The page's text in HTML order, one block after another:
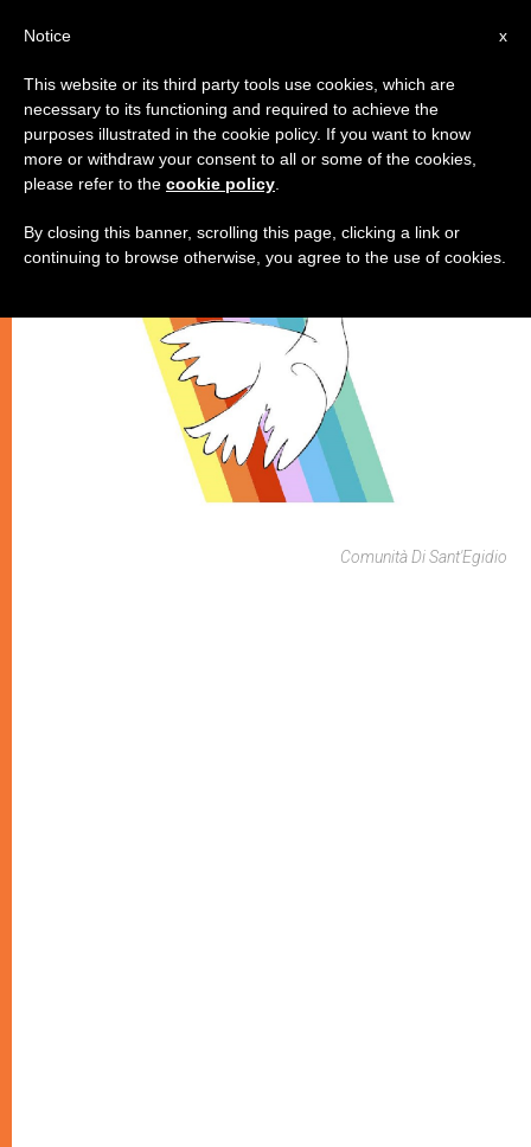
CHIESE LOCALI
Comunità Di Sant'Egidio
x
Notice
This website or its third party tools use cookies, which are
necessary to its functioning and required to achieve the
purposes illustrated in the cookie policy. If you want to know
more or withdraw your consent to all or some of the cookies,
please refer to the cookie policy
By closing this banner, scrolling this page, clicking a link or
continuing to browse otherwise, you agree to the use of cookies.